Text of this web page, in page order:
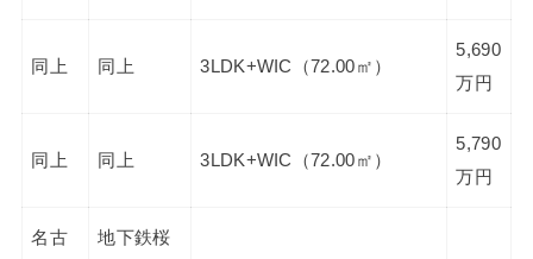
同上 同上 3LDK+WIC（72.00㎡）
5,690
万円
同上 同上 3LDK+WIC（72.00㎡）
5,790
万円
名古
地下鉄桜